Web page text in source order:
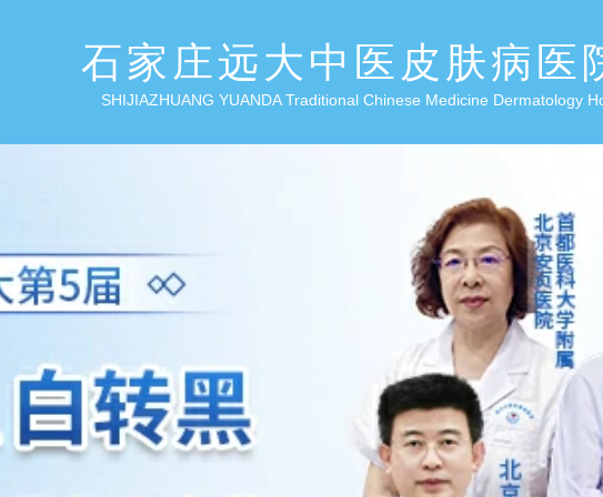
石家庄远大中医皮肤病医
SHIJIAZHUANG YUANDA Traditional Chinese Medicine Dermatology